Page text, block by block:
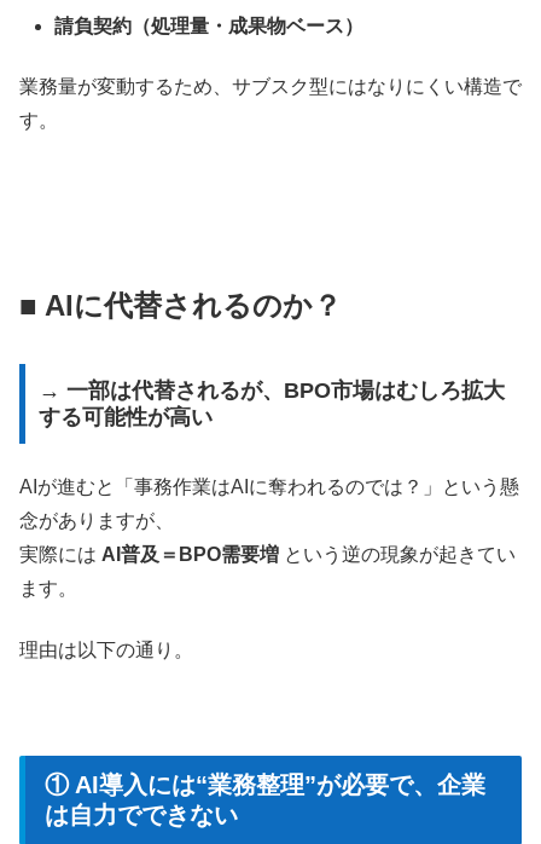
請負契約（処理量・成果物ベース）
業務量が変動するため、サブスク型にはなりにくい構造で
す。
■ AIに代替されるのか？
→ 一部は代替されるが、BPO市場はむしろ拡大
する可能性が高い
AIが進むと「事務作業はAIに奪われるのでは？」という懸
念がありますが、
実際には AI普及＝BPO需要増 という逆の現象が起きてい
ます。
理由は以下の通り。
① AI導入には“業務整理”が必要で、企業
は自力でできない